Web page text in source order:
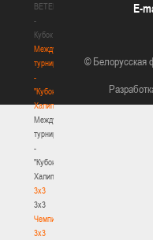
BETERA
-
Кубок
Международный
турнир
-
"Кубок
Халипского"
Международный
турнир
-
"Кубок
Халипского"
3x3
3x3
Чемпионат
3х3
E-
© Белорусская